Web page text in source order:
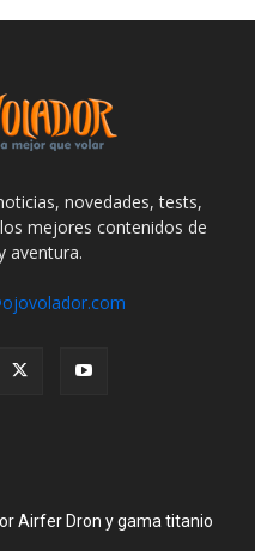
novedades, tests,
mejores contenidos de
aventura.
Airfer Dron y gama titanio